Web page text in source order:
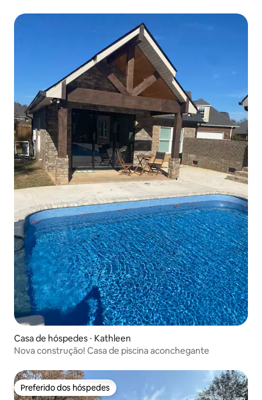
Casa de hóspedes ⋅ Kathleen
Nova construção! Casa de piscina aconchegante
Preferido dos hóspedes
Preferido dos hóspedes